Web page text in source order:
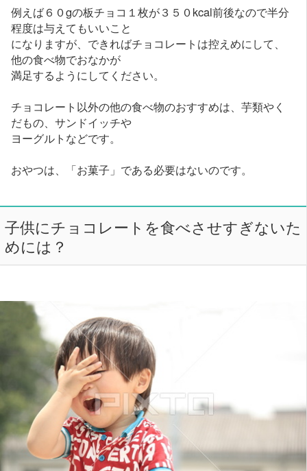
例えば６０gの板チョコ１枚が３５０kcal前後なので半分
程度は与えてもいいこと
になりますが、できればチョコレートは控えめにして、
他の食べ物でおなかが
満足するようにしてください。
チョコレート以外の他の食べ物のおすすめは、芋類やく
だもの、サンドイッチや
ヨーグルトなどです。
おやつは、「お菓子」である必要はないのです。
子供にチョコレートを食べさせすぎないた
めには？